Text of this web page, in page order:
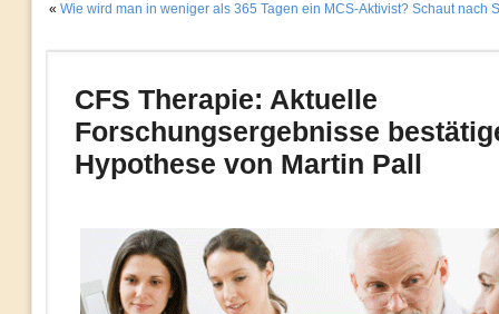
« Wie wird man in weniger als 365 Tagen ein MCS-Aktivist? Schaut nach
CFS Therapie: Aktuelle
Forschungsergebnisse
Hypothese von Martin Pall